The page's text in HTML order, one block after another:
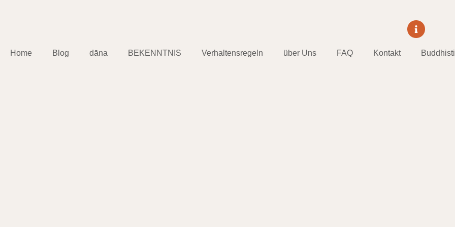
Home Blog dāna BEKENNTNIS Verhaltensregeln über Uns FAQ Kontakt